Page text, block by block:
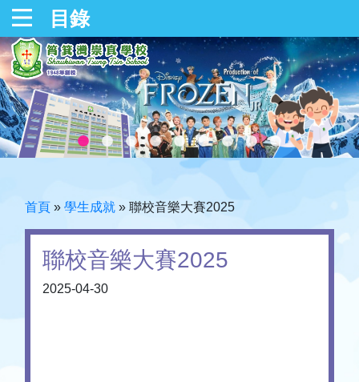
目錄
首頁 » 學生成就 » 聯校音樂大賽2025
聯校音樂大賽2025
2025-04-30